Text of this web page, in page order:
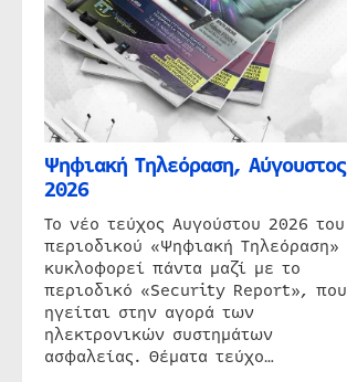
Ψηφιακή Τηλεόραση, Αύγουστος
2026
Το νέο τεύχος Αυγούστου 2026 του
περιοδικού «Ψηφιακή Τηλεόραση»
κυκλοφορεί πάντα μαζί με το
περιοδικό «Security Report», που
ηγείται στην αγορά των
ηλεκτρονικών συστημάτων
ασφαλείας. Θέματα τεύχο…